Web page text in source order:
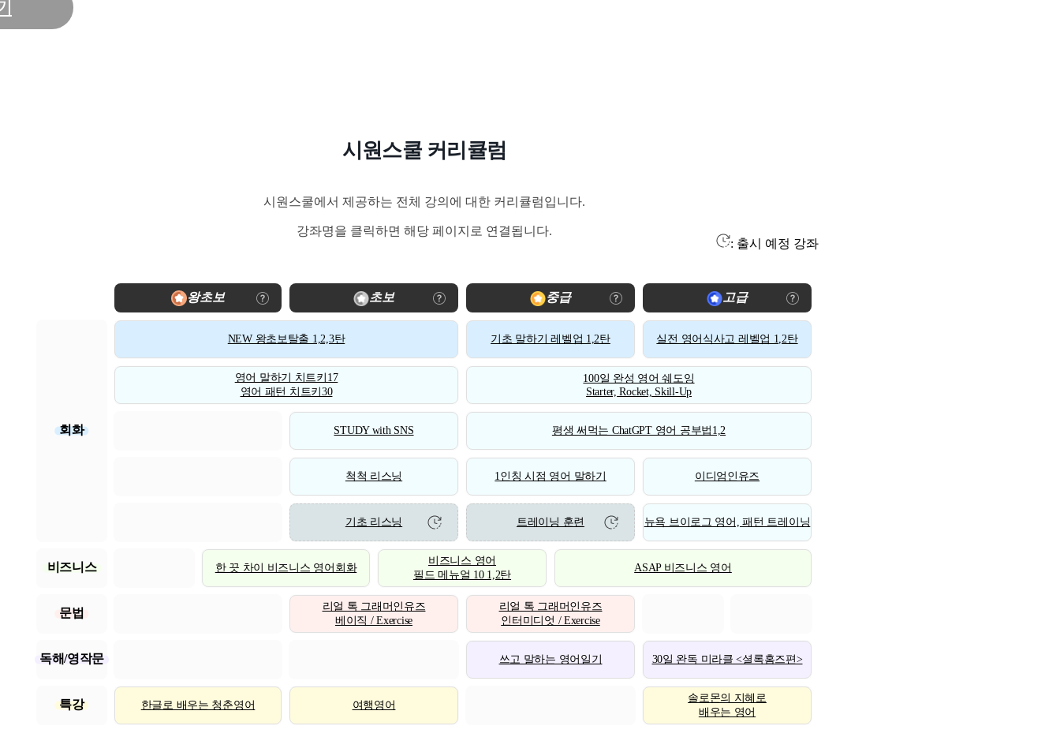
시원스쿨 커리큘럼
시원스쿨에서 제공하는 전체 강의에 대한 커리큘럼입니다.
강좌명을 클릭하면 해당 페이지로 연결됩니다.
: 출시 예정 강좌
왕초보 초보 중급 고급
회화
NEW 왕초보탈출 1,2,3탄 기초 말하기 레벨업 1,2탄 실전 영어식사고 레벨업 1,2탄
영어 말하기 치트키17
영어 패턴 치트키30
100일 완성 영어 쉐도잉
Starter, Rocket, Skill-Up
STUDY with SNS 평생 써먹는 ChatGPT 영어 공부법1,2
척척 리스닝 1인칭 시점 영어 말하기 이디엄인유즈
기초 리스닝 트레이닝 훈련 뉴욕 브이로그 영어, 패턴 트레이닝
비즈니스 한 끗 차이 비즈니스 영어회화
비즈니스 영어
필드 메뉴얼 10 1,2탄
ASAP 비즈니스 영어
문법
리얼 톡 그래머인유즈
베이직 / Exercise
리얼 톡 그래머인유즈
인터미디엇 / Exercise
독해/영작문 쓰고 말하는 영어일기 30일 완독 미라클 <셜록홈즈편>
특강 한글로 배우는 청춘영어 여행영어
솔로몬의 지혜로
배우는 영어